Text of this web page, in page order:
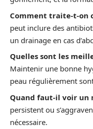
Comment traite-t-on
peut inclure des
un drainage en cas
Quelles sont les
Maintenir une bonne
peau régulièrement
Quand faut-il voir un
persistent ou
nécessaire.